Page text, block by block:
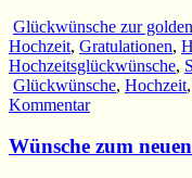
Glückwünsche zur
Hochzeit, Gratulationen,
Hochzeitsglückwünsche,
Glückwünsche, Hochzeit,
Kommentar
Wünsche zum